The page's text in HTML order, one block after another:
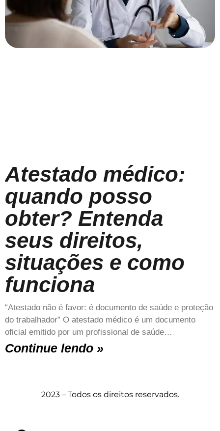
Atestado médico:
quando posso
obter? Entenda
seus direitos,
situações e como
funciona
“Atestado não é favor: é documento de saúde e proteção
do trabalhador” O atestado médico é um documento
oficial emitido por um profissional de saúde…
Continue lendo »
2023 – Todos os direitos reservados.